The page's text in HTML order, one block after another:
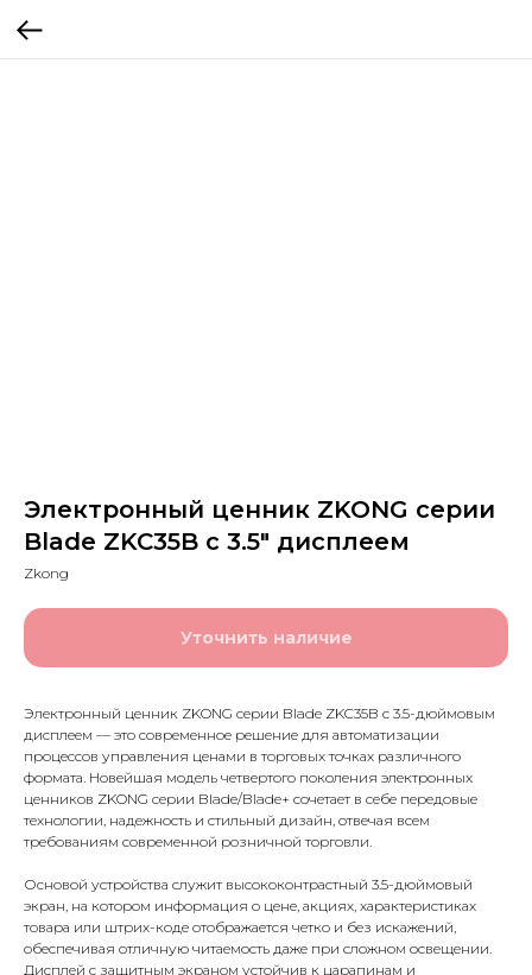
Электронный ценник ZKONG серии
Blade ZKC35B с 3.5″ дисплеем
Zkong
Уточнить наличие
Электронный ценник ZKONG серии Blade ZKC35B с 3.5-дюймовым
дисплеем — это современное решение для автоматизации
процессов управления ценами в торговых точках различного
формата. Новейшая модель четвертого поколения электронных
ценников ZKONG серии Blade/Blade+ сочетает в себе передовые
технологии, надежность и стильный дизайн, отвечая всем
требованиям современной розничной торговли.
Основой устройства служит высококонтрастный 3.5-дюймовый
экран, на котором информация о цене, акциях, характеристиках
товара или штрих-коде отображается четко и без искажений,
обеспечивая отличную читаемость даже при сложном освещении.
Дисплей с защитным экраном устойчив к царапинам и